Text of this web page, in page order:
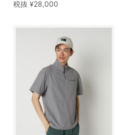
税抜 ¥28,000